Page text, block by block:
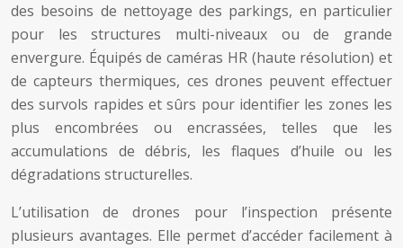
des besoins de nettoyage des parkings, en particulier
pour les structures multi-niveaux ou de grande
envergure. Équipés de caméras HR (haute résolution) et
de capteurs thermiques, ces drones peuvent effectuer
des survols rapides et sûrs pour identifier les zones les
plus encombrées ou encrassées, telles que les
accumulations de débris, les flaques d’huile ou les
dégradations structurelles.
L’utilisation de drones pour l’inspection présente
plusieurs avantages. Elle permet d’accéder facilement à